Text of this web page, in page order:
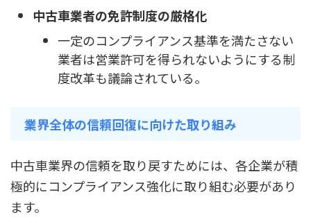
中古車業者の免許制度の厳格化
一定のコンプライアンス基準を満たさない
業者は営業許可を得られないようにする制
度改革も議論されている。
業界全体の信頼回復に向けた取り組み
中古車業界の信頼を取り戻すためには、各企業が積
極的にコンプライアンス強化に取り組む必要があり
ます。